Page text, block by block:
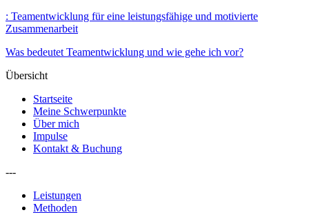
: Teamentwicklung für eine leistungsfähige und motivierte
Zusammenarbeit
Was bedeutet Teamentwicklung und wie gehe ich vor?
Übersicht
Startseite
Meine Schwerpunkte
Über mich
Impulse
Kontakt & Buchung
---
Leistungen
Methoden